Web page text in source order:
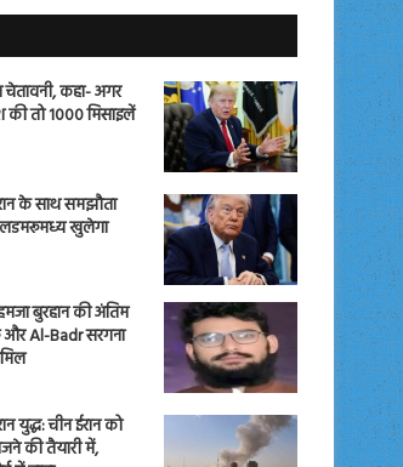
चेतावनी, कहा- अगर
तो 1000 मिसाइलें
के साथ समझौता
खुलेगा
बुरहान की अंतिम
और Al-Badr सरगना
युद्ध: चीन ईरान को
की तैयारी में,